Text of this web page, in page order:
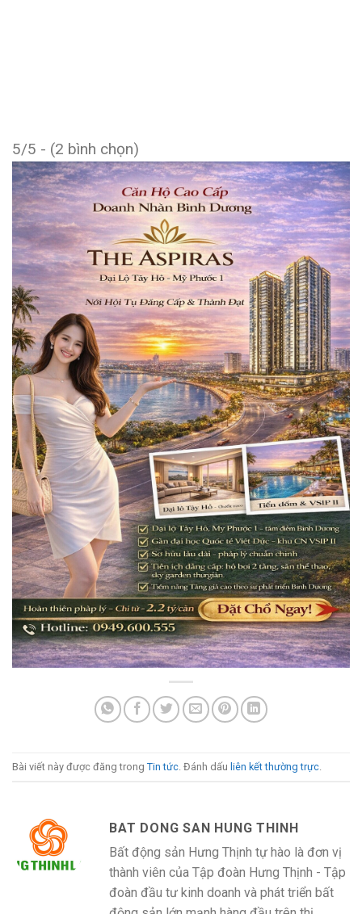
5/5 - (2 bình chọn)
Bài viết này được đăng trong Tin tức . Đánh dấu liên kết thường trực
BAT DONG SAN HUNG THINH
Bất động sản Hưng Thịnh tự hào là đơn vị
thành viên của Tập đoàn Hưng Thịnh - Tập
đoàn đầu tư kinh doanh và phát triển bất